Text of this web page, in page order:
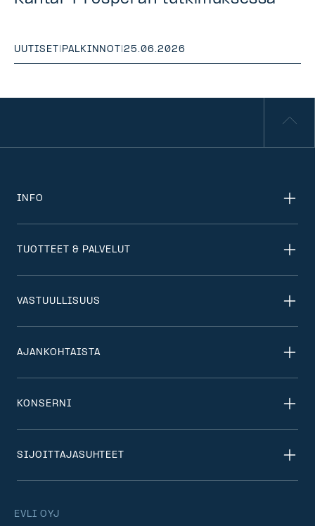
UUTISET | PALKINNOT |25.06.2026
EVLI OYJ
INFO
TUOTTEET & PALVELUT
VASTUULLISUUS
AJANKOHTAISTA
KONSERNI
SIJOITTAJASUHTEET